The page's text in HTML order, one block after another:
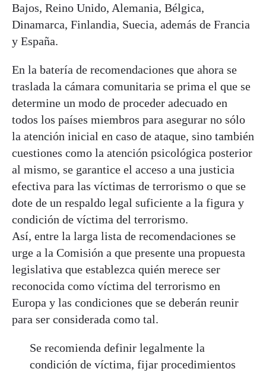
Bajos, Reino Unido, Alemania, Bélgica,
Dinamarca, Finlandia, Suecia, además de Francia
y España.
En la batería de recomendaciones que ahora se
traslada la cámara comunitaria se prima el que se
determine un modo de proceder adecuado en
todos los países miembros para asegurar no sólo
la atención inicial en caso de ataque, sino también
cuestiones como la atención psicológica posterior
al mismo, se garantice el acceso a una justicia
efectiva para las víctimas de terrorismo o que se
dote de un respaldo legal suficiente a la figura y
condición de víctima del terrorismo.
Así, entre la larga lista de recomendaciones se
urge a la Comisión a que presente una propuesta
legislativa que establezca quién merece ser
reconocida como víctima del terrorismo en
Europa y las condiciones que se deberán reunir
para ser considerada como tal.
Se recomienda definir legalmente la
condición de víctima, fijar procedimientos